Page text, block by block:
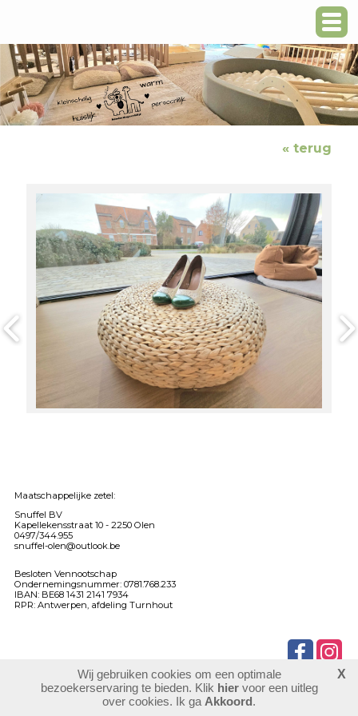
« terug
Maatschappelijke zetel:
Snuffel BV
Kapellekensstraat 10 - 2250 Olen
0497/344.955
snuffel-olen@outlook.be
Besloten Vennootschap
Ondernemingsnummer: 0781.768.233
IBAN: BE68 1431 2141 7934
RPR: Antwerpen, afdeling Turnhout
901424 bezoekers
login
Wij gebruiken cookies om een optimale
bezoekerservaring te bieden. Klik hiervoor een uitleg
over cookies. Ik ga Akkoord.
X